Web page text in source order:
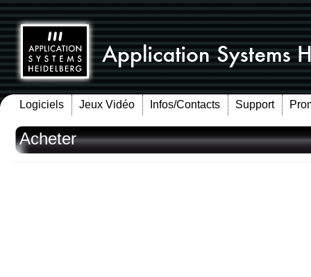
Logiciels Jeux Vidéo Infos/Contacts Support
Acheter